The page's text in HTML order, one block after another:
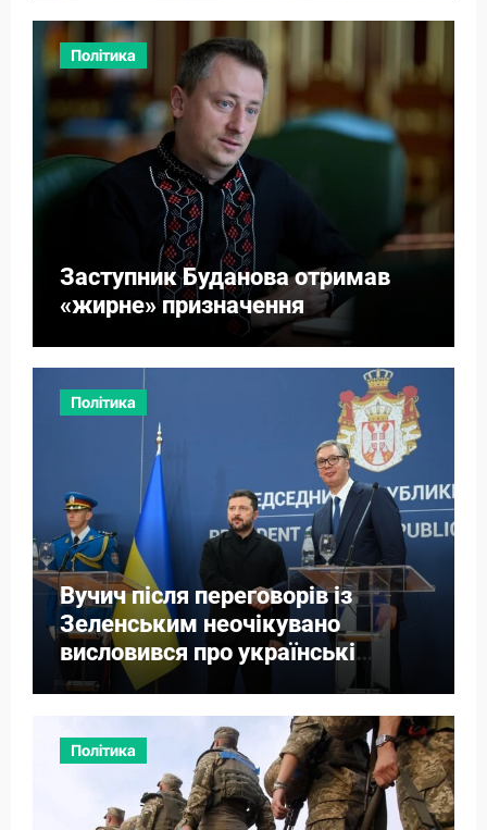
Політика
Заступник Буданова отримав
«жирне» призначення
Політика
Вучич після переговорів із
Зеленським неочікувано
висловився про українські
території
Політика